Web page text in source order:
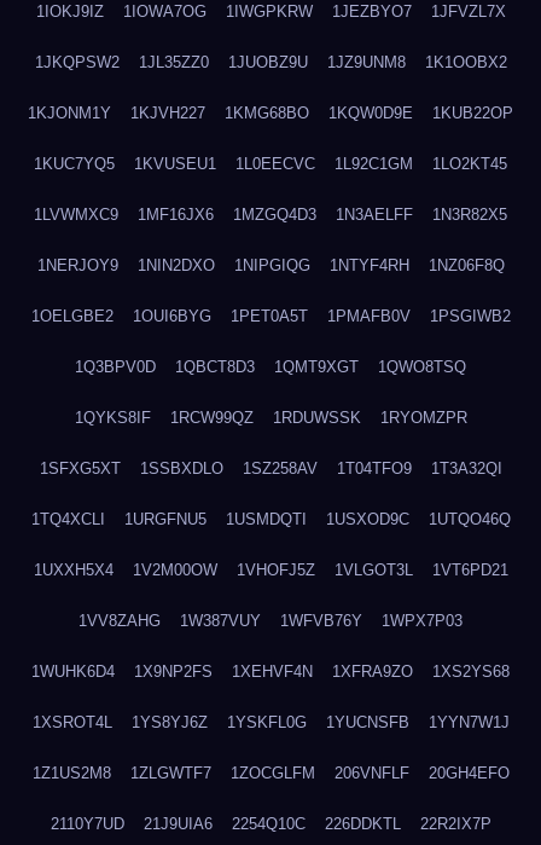
1IOKJ9IZ 1IOWA7OG 1IWGPKRW 1JEZBYO7 1JFVZL7X
1JKQPSW2 1JL35ZZ0 1JUOBZ9U 1JZ9UNM8 1K1OOBX2
1KJONM1Y 1KJVH227 1KMG68BO 1KQW0D9E 1KUB22OP
1KUC7YQ5 1KVUSEU1 1L0EECVC 1L92C1GM 1LO2KT45
1LVWMXC9 1MF16JX6 1MZGQ4D3 1N3AELFF 1N3R82X5
1NERJOY9 1NIN2DXO 1NIPGIQG 1NTYF4RH 1NZ06F8Q
1OELGBE2 1OUI6BYG 1PET0A5T 1PMAFB0V 1PSGIWB2
1Q3BPV0D 1QBCT8D3 1QMT9XGT 1QWO8TSQ
1QYKS8IF 1RCW99QZ 1RDUWSSK 1RYOMZPR
1SFXG5XT 1SSBXDLO 1SZ258AV 1T04TFO9 1T3A32QI
1TQ4XCLI 1URGFNU5 1USMDQTI 1USXOD9C 1UTQO46Q
1UXXH5X4 1V2M00OW 1VHOFJ5Z 1VLGOT3L 1VT6PD21
1VV8ZAHG 1W387VUY 1WFVB76Y 1WPX7P03
1WUHK6D4 1X9NP2FS 1XEHVF4N 1XFRA9ZO 1XS2YS68
1XSROT4L 1YS8YJ6Z 1YSKFL0G 1YUCNSFB 1YYN7W1J
1Z1US2M8 1ZLGWTF7 1ZOCGLFM 206VNFLF 20GH4EFO
2110Y7UD 21J9UIA6 2254Q10C 226DDKTL 22R2IX7P